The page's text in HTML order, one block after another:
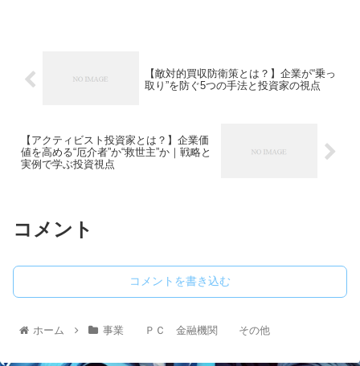
【敵対的買収防衛策とは？】企業が“乗っ
取り”を防ぐ5つの手法と投資家の視点
【アクティビスト投資家とは？】企業価
値を高める“厄介者”か“救世主”か｜戦略と
実例で学ぶ投資視点
コメント
コメントを書き込む
ホーム 事業 ＰＣ 金融機関 その他